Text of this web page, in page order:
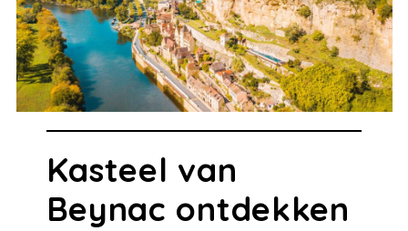
Kasteel van
Beynac ontdekken